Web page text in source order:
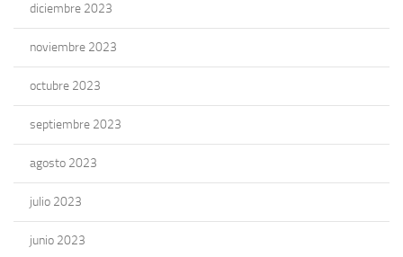
diciembre 2023
noviembre 2023
octubre 2023
septiembre 2023
agosto 2023
julio 2023
junio 2023